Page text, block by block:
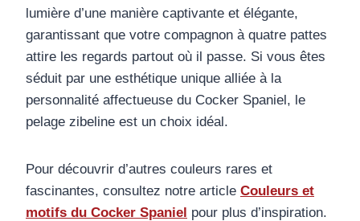
lumière d’une manière captivante et élégante,
garantissant que votre compagnon à quatre pattes
attire les regards partout où il passe. Si vous êtes
séduit par une esthétique unique alliée à la
personnalité affectueuse du Cocker Spaniel, le
pelage zibeline est un choix idéal.
Pour découvrir d’autres couleurs rares et
fascinantes, consultez notre article Couleurs et
motifs du Cocker Spaniel pour plus d’inspiration.